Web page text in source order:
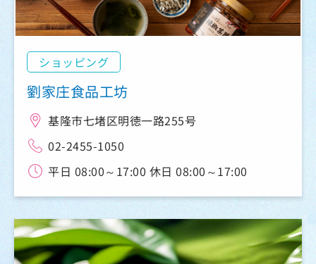
ショッピング
劉家庄食品工坊
基隆市七堵区明徳一路255号
02-2455-1050
平日 08:00～17:00 休日 08:00～17:00